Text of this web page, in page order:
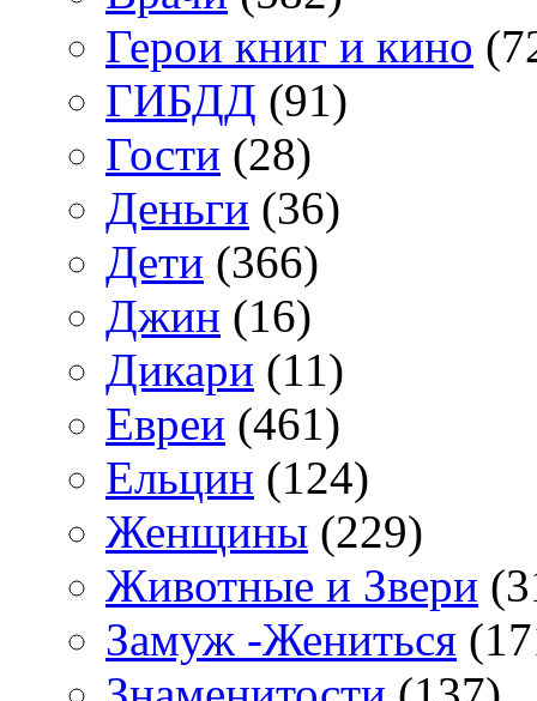
Герои книг и кино
ГИБДД (91)
Гости (28)
Деньги (36)
Дети (366)
Джин (16)
Дикари (11)
Евреи (461)
Ельцин (124)
Женщины (229)
Животные и Звери
Замуж -Жениться